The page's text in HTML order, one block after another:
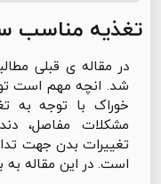
تغذیه مناسب
در مقاله ی قبلی
شد. انچه مهم است
خوراک با توجه به
مشکلات مفاصل،
تغییرات بدن جهت
است. در این مقاله به